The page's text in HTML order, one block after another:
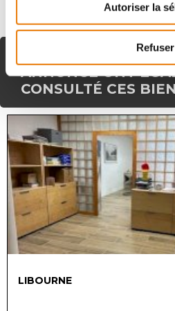
Autoriser la
Refuser
LES CLIENTS AYANT
ANNONCE ONT
CONSULTÉ CES
LIBOURNE